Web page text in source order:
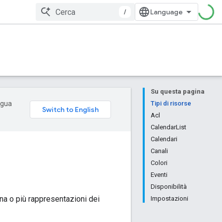
/
Su questa pagina
Tipi di risorse
Acl
CalendarList
Calendari
Canali
Colori
Eventi
Disponibilità
Impostazioni
o più rappresentazioni dei